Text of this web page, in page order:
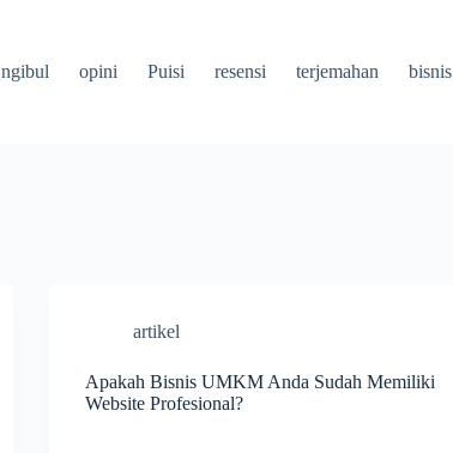
ngibul opini Puisi resensi terjemahan bisnis
artikel
Apakah Bisnis UMKM Anda Sudah Memiliki
Website Profesional?